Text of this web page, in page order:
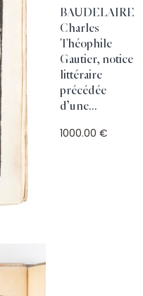
BAUDELAIRE
Charles
Théophile
Gautier, notice
littéraire
précédée
d’une...
1000.00 €